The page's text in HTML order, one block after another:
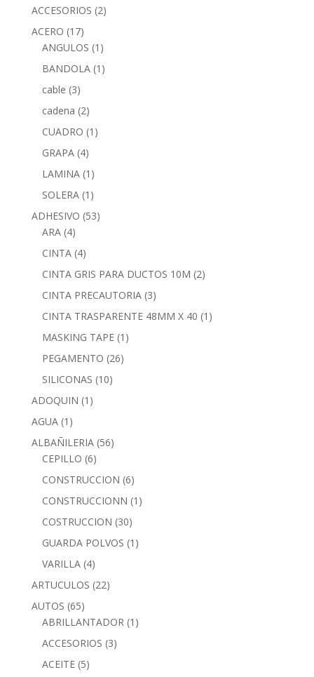
ACCESORIOS (2)
ACERO (17)
ANGULOS (1)
BANDOLA (1)
cable (3)
cadena (2)
CUADRO (1)
GRAPA (4)
LAMINA (1)
SOLERA (1)
ADHESIVO (53)
ARA (4)
CINTA (4)
CINTA GRIS PARA DUCTOS 10M (2)
CINTA PRECAUTORIA (3)
CINTA TRASPARENTE 48MM X 40 (1)
MASKING TAPE (1)
PEGAMENTO (26)
SILICONAS (10)
ADOQUIN (1)
AGUA (1)
ALBAÑILERIA (56)
CEPILLO (6)
CONSTRUCCION (6)
CONSTRUCCIONN (1)
COSTRUCCION (30)
GUARDA POLVOS (1)
VARILLA (4)
ARTUCULOS (22)
AUTOS (65)
ABRILLANTADOR (1)
ACCESORIOS (3)
ACEITE (5)